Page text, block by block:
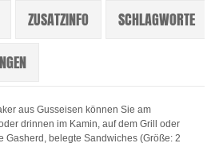
ZUSATZINFO
SCHLAGWORTE
aus Gusseisen können Sie am
drinnen im Kamin, auf dem Grill oder
Gasherd, belegte Sandwiches (Größe: 2